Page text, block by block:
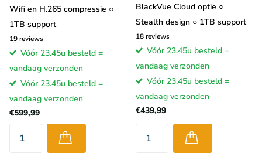
Wifi en H.265 compressie ○
1TB support
19reviews
Vóór 23.45u besteld =
vandaag verzonden
Vóór 23.45u besteld =
vandaag verzonden
€599,99
BlackVue Cloud optie ○
Stealth design ○ 1TB support
18reviews
Vóór 23.45u besteld =
vandaag verzonden
Vóór 23.45u besteld =
vandaag verzonden
€439,99